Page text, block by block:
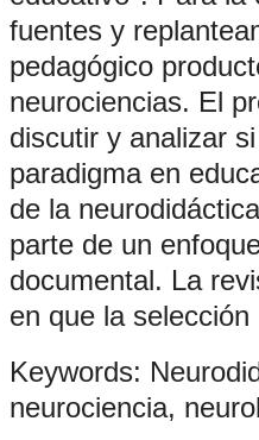
fuentes y
pedagógico
neurociencias. El
discutir y analizar
paradigma en
de la
parte de un
documental. La
en que la
neurociencia,